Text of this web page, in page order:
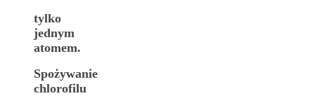
tylko
jednym
atomem.
Spożywanie
chlorofilu